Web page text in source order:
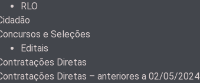
RLO
e Seleções
Editais
Diretas
Diretas – anteriores a 02/05/2024